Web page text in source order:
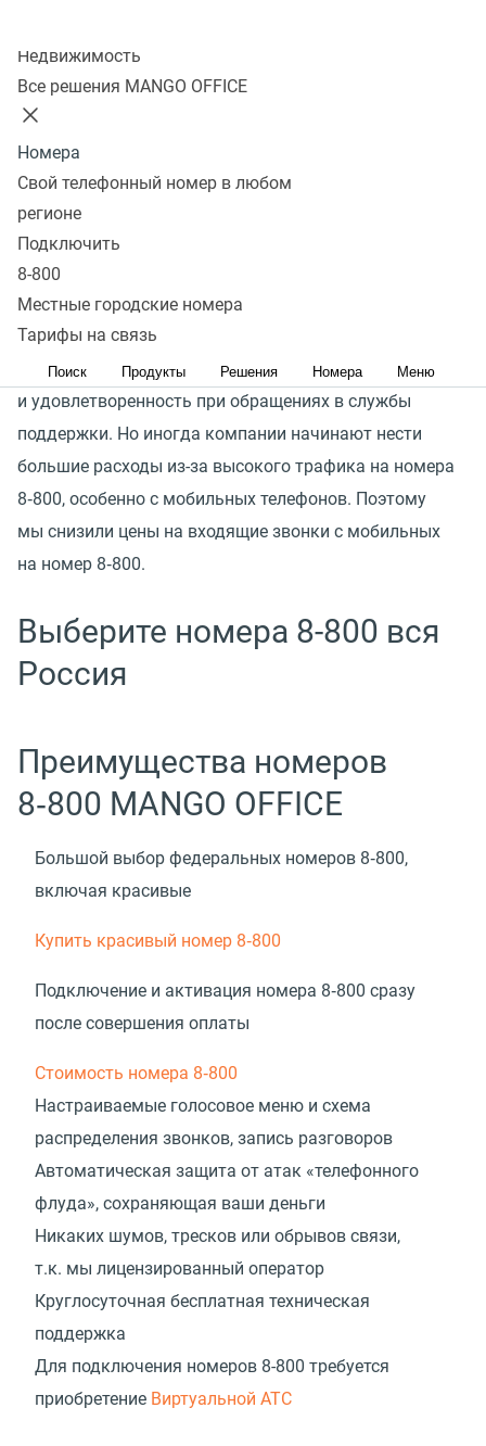
Недвижимость
Все решения MANGO OFFICE
Номера
Свой телефонный номер в любом
регионе
Подключить
8-800
Местные городские номера
Тарифы на связь
Поиск Продукты Решения Номера Меню
Предоставляйте клиентам
качественный сервис —
с меньшими затратами
на связь
Звонок на общероссийский номер 8‑800 бесплатен для
ваших клиентов — связь оплачивает не абонент,
а адресат. Это снижает барьеры для обращения
клиентов и повышает их комфорт
и удовлетворенность при обращениях в службы
поддержки. Но иногда компании начинают нести
большие расходы из-за высокого трафика на номера
8‑800, особенно с мобильных телефонов. Поэтому
мы снизили цены на входящие звонки с мобильных
на номер 8‑800.
Выберите номера 8-800 вся
Россия
Преимущества номеров
8‑800 MANGO OFFICE
Большой выбор федеральных номеров 8‑800,
включая красивые
Купить красивый номер 8‑800
Подключение и активация номера 8‑800 сразу
после совершения оплаты
Стоимость номера 8‑800
Настраиваемые голосовое меню и схема
распределения звонков, запись разговоров
Автоматическая защита от атак «телефонного
флуда», сохраняющая ваши деньги
Никаких шумов, тресков или обрывов связи,
т.к. мы лицензированный оператор
Круглосуточная бесплатная техническая
поддержка
Для подключения номеров 8-800 требуется
приобретение Виртуальной АТС